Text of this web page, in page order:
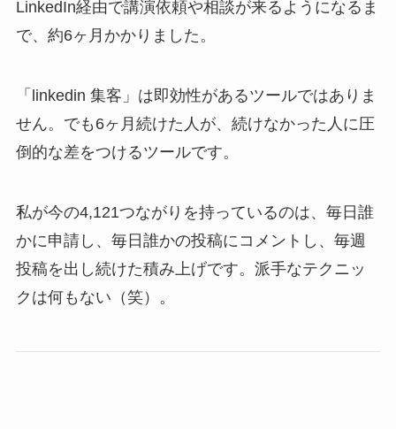
LinkedIn経由で講演依頼や相談が来るようになるま
で、約6ヶ月かかりました。
「linkedin 集客」は即効性があるツールではありま
せん。でも6ヶ月続けた人が、続けなかった人に圧
倒的な差をつけるツールです。
私が今の4,121つながりを持っているのは、毎日誰
かに申請し、毎日誰かの投稿にコメントし、毎週
投稿を出し続けた積み上げです。派手なテクニッ
クは何もない（笑）。